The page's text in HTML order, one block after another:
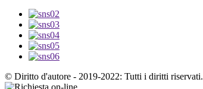
© Diritto d'autore - 2019-2022: Tutti i diritti riservati.